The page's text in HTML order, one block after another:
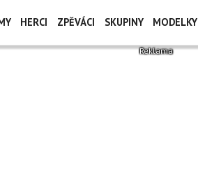
HERCI ZPĚVÁCI SKUPINY MODELKY